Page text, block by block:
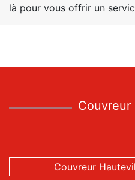
là pour vous offrir un
Couvreur
Couvreur